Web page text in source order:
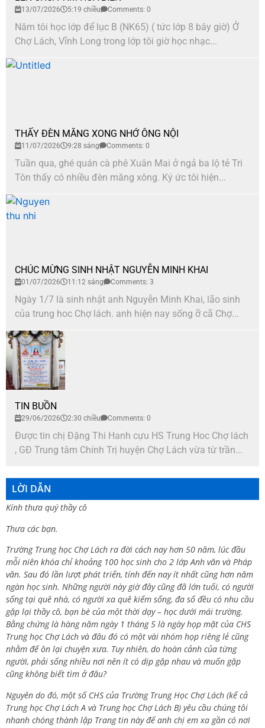
13/07/2026 5:19 chiều Comments: 0
Năm tôi học lớp để lục B (NK65) ( tức lớp 8 bây giờ) Ở
Chợ Lách, Vĩnh Long trong lớp tôi giờ học nhạc...
THẤY ĐÈN MĂNG XONG NHỚ ÔNG NỘI
11/07/2026 9:28 sáng Comments: 0
Tuần qua, ghé quán cà phê Xuân Mai ở ngả ba lộ tẻ Tri
Tôn thấy có nhiều đèn măng xông. Ký ức tôi hiện...
CHÚC MỪNG SINH NHẬT NGUYỄN MINH KHAI
01/07/2026 11:12 sáng Comments: 3
Ngày 1/7 là sinh nhật anh Nguyễn Minh Khai, lão sinh
của trung hoc Chợ lách. anh hiện nay sống ỡ cã Chợ...
TIN BUỒN
29/06/2026 2:30 chiều Comments: 0
Được tin chị Đặng Thi Hanh cựu HS Trung Hoc Chợ lách
, GĐ Trung tâm Chính Trị huyện Chợ Lách vừa từ trần...
LỜI DẪN
Kính thưa quý thầy cô
Thưa các bạn.
Trường Trung học Chợ Lách ra đời cách nay hơn 50 năm, lúc đầu
mỗi niên khóa chỉ khoảng 100 học sinh cho 2 lớp Anh văn và Pháp
văn. Sau đó lần lượt phát triển, tính đến nay ít nhất cũng hơn năm
ngàn học sinh. Những người này giờ đây cũng đã lớn tuổi, có người
sống tại quê nhà, có người xa quê kiếm sống, đa số đều có nhu cầu
gặp lại thầy cô, bạn bè của một thời dạy – học dưới mái trường.
Bằng chứng là hàng năm ngày 1 tháng 5 là ngày họp mặt của CHS
Trung học Chợ Lách và đâu đó có một vài nhóm họp riêng lẻ cũng
nhằm để ôn lại chuyện xưa. Tuy nhiên, do hoàn cảnh của từng
người, phải sống nhiều nơi nên ít có dịp gặp nhau và muốn gặp
cũng không biết tìm ở đâu?
Nguyên do đó, một số CHS của Trường Trung Học Chợ Lách (kể cả
Trung học Chợ Lách A và Trung học Chợ Lách B) yêu cầu chúng tôi
nhanh chóng thành lập Trang tin này để anh chị em xa gần có nơi